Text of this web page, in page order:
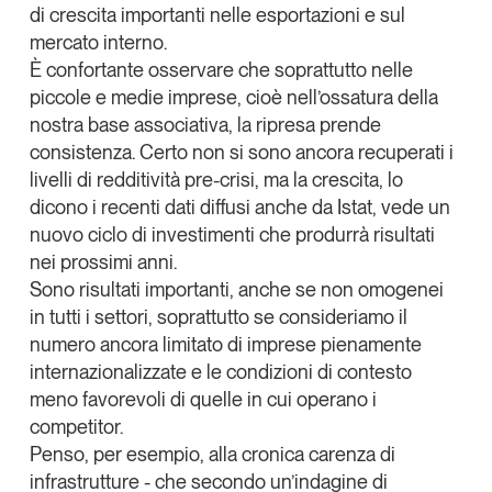
di crescita importanti nelle esportazioni e sul
mercato interno.
È confortante osservare che soprattutto nelle
piccole e medie imprese, cioè nell’ossatura della
nostra base associativa, la ripresa prende
consistenza. Certo non si sono ancora recuperati i
livelli di redditività pre-crisi, ma la crescita, lo
dicono i recenti dati diffusi anche da Istat, vede un
nuovo ciclo di investimenti che produrrà risultati
nei prossimi anni.
Sono risultati importanti, anche se non omogenei
in tutti i settori, soprattutto se consideriamo il
numero ancora limitato di imprese pienamente
internazionalizzate e le condizioni di contesto
meno favorevoli di quelle in cui operano i
competitor.
Penso, per esempio, alla cronicacarenza di
infrastrutture- che secondo un’indagine di